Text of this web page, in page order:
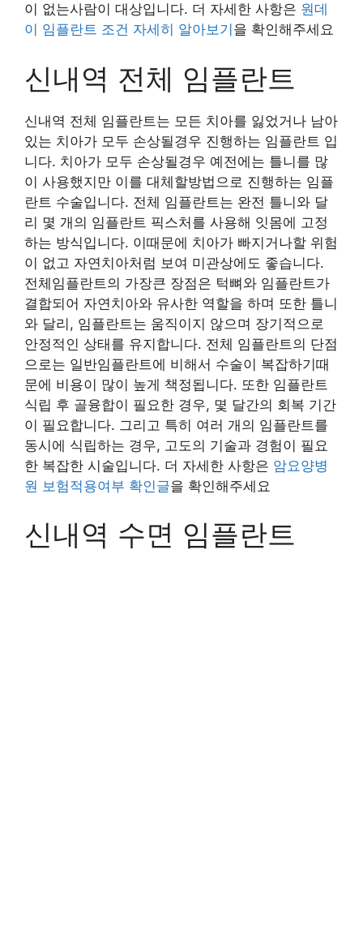
이 없는사람이 대상입니다. 더 자세한 사항은 원데
이 임플란트 조건 자세히 알아보기 을 확인해주세요
신내역 전체 임플란트
신내역 전체 임플란트는 모든 치아를 잃었거나 남아
있는 치아가 모두 손상될경우 진행하는 임플란트 입
니다. 치아가 모두 손상될경우 예전에는 틀니를 많
이 사용했지만 이를 대체할방법으로 진행하는 임플
란트 수술입니다. 전체 임플란트는 완전 틀니와 달
리 몇 개의 임플란트 픽스처를 사용해 잇몸에 고정
하는 방식입니다. 이때문에 치아가 빠지거나할 위험
이 없고 자연치아처럼 보여 미관상에도 좋습니다.
전체임플란트의 가장큰 장점은 턱뼈와 임플란트가
결합되어 자연치아와 유사한 역할을 하며 또한 틀니
와 달리, 임플란트는 움직이지 않으며 장기적으로
안정적인 상태를 유지합니다. 전체 임플란트의 단점
으로는 일반임플란트에 비해서 수술이 복잡하기때
문에 비용이 많이 높게 책정됩니다. 또한 임플란트
식립 후 골융합이 필요한 경우, 몇 달간의 회복 기간
이 필요합니다. 그리고 특히 여러 개의 임플란트를
동시에 식립하는 경우, 고도의 기술과 경험이 필요
한 복잡한 시술입니다. 더 자세한 사항은 암요양병
원 보험적용여부 확인글을 확인해주세요
신내역 수면 임플란트